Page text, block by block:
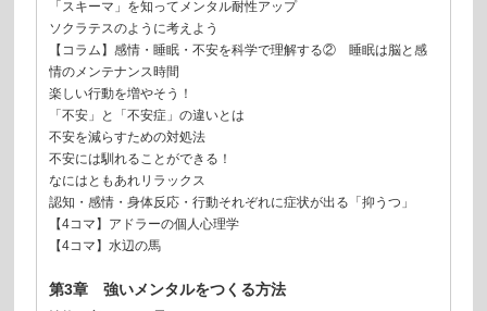
「スキーマ」を知ってメンタル耐性アップ
ソクラテスのように考えよう
【コラム】感情・睡眠・不安を科学で理解する② 睡眠は脳と感
情のメンテナンス時間
楽しい行動を増やそう！
「不安」と「不安症」の違いとは
不安を減らすための対処法
不安には馴れることができる！
なにはともあれリラックス
認知・感情・身体反応・行動それぞれに症状が出る「抑うつ」
【4コマ】アドラーの個人心理学
【4コマ】水辺の馬
第3章 強いメンタルをつくる方法